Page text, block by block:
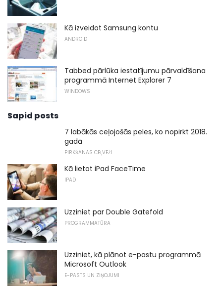
Kā izveidot Samsung kontu
ANDROID
Tabbed pārlūka iestatījumu pārvaldīšana
programmā Internet Explorer 7
WINDOWS
Sapid posts
7 labākās ceļojošās peles, ko nopirkt 2018.
gadā
PIRKŠANAS CEĻVEŽI
Kā lietot iPad FaceTime
IPAD
Uzziniet par Double Gatefold
PROGRAMMATŪRA
Uzziniet, kā plānot e-pastu programmā
Microsoft Outlook
E-PASTS UN ZIŅOJUMI